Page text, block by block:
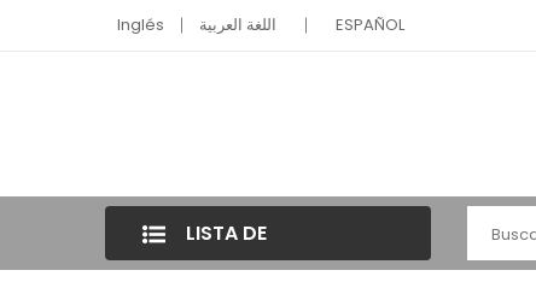
Inglés اللغة العربية ESPAÑOL
LISTA DE